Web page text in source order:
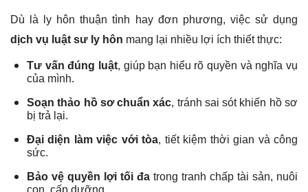
Dù là ly hôn thuận tình hay đơn phương, việc sử dụng
dịch vụ luật sư ly hôn mang lại nhiều lợi ích thiết thực:
Tư vấn đúng luật, giúp bạn hiểu rõ quyền và nghĩa vụ
của mình.
Soạn thảo hồ sơ chuẩn xác, tránh sai sót khiến hồ sơ
bị trả lại.
Đại diện làm việc với tòa, tiết kiệm thời gian và công
sức.
Bảo vệ quyền lợi tối đa trong tranh chấp tài sản, nuôi